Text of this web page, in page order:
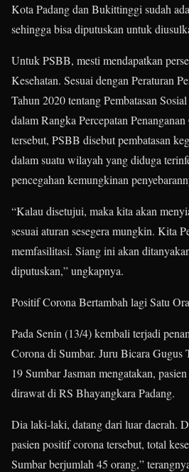
Kota Padang dan Bukittinggi sudah
sehingga bisa diputuskan untuk
Untuk PSBB, mesti mendapatkan
Kesehatan. Sesuai dengan Peraturan
Tahun 2020 tentang Pembatasan
dalam Rangka Percepatan
tersebut, PSBB disebut pembatasan
dalam suatu wilayah yang diduga
pencegahan kemungkinan
“Kalau disetujui, maka kita akan
sesuai aturan sesegera mungkin. Kita
memfasilitasi. Siang ini akan
diputuskan,” ungkapnya.
Positif Corona Bertambah lagi Satu
Pada Senin (13/4) kembali terjadi
Corona di Sumbar. Juru Bicara Gugus
19 Sumbar Jasman mengatakan,
dirawat di RS Bhayangkara Padang.
Dia laki-laki, datang dari luar daerah.
pasien positif corona tersebut, total
Sumbar berjumlah 45 orang,”